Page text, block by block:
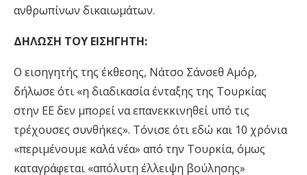
ανθρωπίνων δικαιωμάτων.
ΔΗΛΩΣΗ ΤΟΥ ΕΙΣΗΓΗΤΗ:
Ο εισηγητής της έκθεσης, Νάτσο Σάνσεθ Αμόρ,
δήλωσε ότι «η διαδικασία ένταξης της Τουρκίας
στην ΕΕ δεν μπορεί να επανεκκινηθεί υπό τις
τρέχουσες συνθήκες». Τόνισε ότι εδώ και 10 χρόνια
«περιμένουμε καλά νέα» από την Τουρκία, όμως
καταγράφεται «απόλυτη έλλειψη βούλησης»